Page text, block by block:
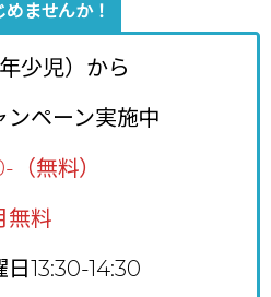
ませんか！
少児）から
ペーン実施中
無料）
無料
13:30-14:30